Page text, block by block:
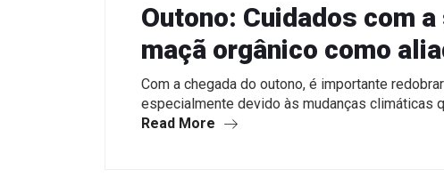
Outono: Cuidados com
maçã orgânico como
Com a chegada do outono, é importante
especialmente devido às mudanças climáticas
Read More